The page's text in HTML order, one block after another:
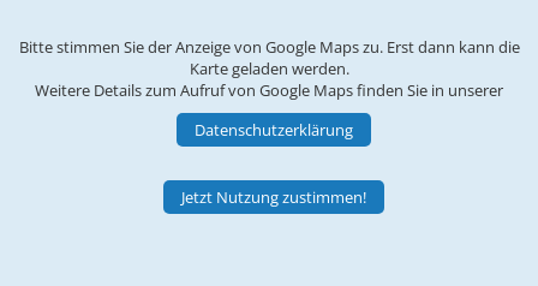
Bitte stimmen Sie der Anzeige von Google Maps zu. Erst dann kann die
Karte geladen werden.
Weitere Details zum Aufruf von Google Maps finden Sie in unserer
Datenschutzerklärung
Jetzt Nutzung zustimmen!